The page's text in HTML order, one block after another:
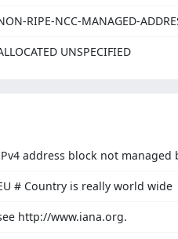
RIPE-NCC-MANAGED-
UNSPECIFIED
address block not managed
# Country is really world wide
http://www.iana.org.